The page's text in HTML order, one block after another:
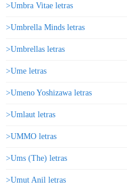
>Umbra Vitae letras
>Umbrella Minds letras
>Umbrellas letras
>Ume letras
>Umeno Yoshizawa letras
>Umlaut letras
>UMMO letras
>Ums (The) letras
>Umut Anil letras